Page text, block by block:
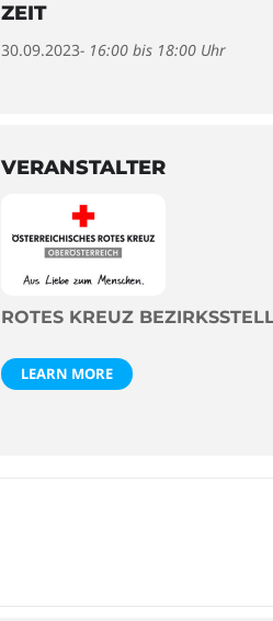
ZEIT
30.09.2023- 16:00 bis 18:00 Uhr
VERANSTALTER
ROTES KREUZ
LEARN MORE